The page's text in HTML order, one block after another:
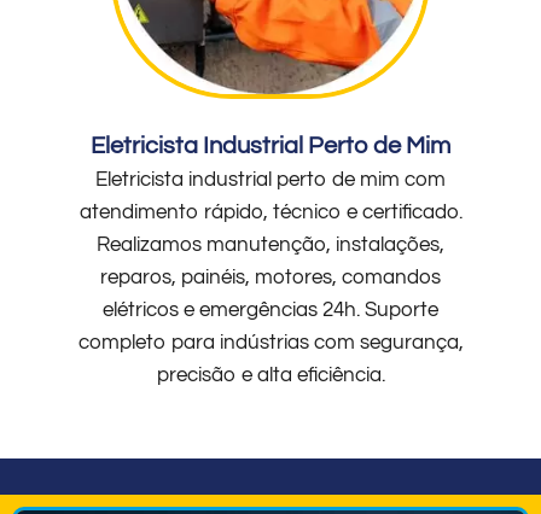
Eletricista Industrial Perto de Mim
Eletricista industrial perto de mim com
atendimento rápido, técnico e certificado.
Realizamos manutenção, instalações,
reparos, painéis, motores, comandos
elétricos e emergências 24h. Suporte
completo para indústrias com segurança,
precisão e alta eficiência.